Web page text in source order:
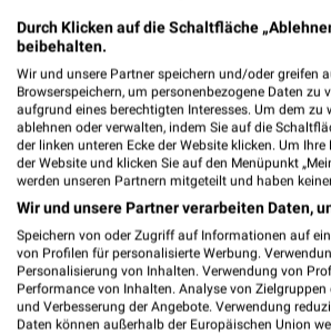
Durch Klicken auf die Schaltfläche
beibehalten.
Wir und unsere Partner speichern und/oder greifen
Browserspeichern, um personenbezogene Daten
aufgrund eines berechtigten Interesses. Um dem zu
ablehnen oder verwalten, indem Sie auf die
der linken unteren Ecke der Website klicken. Um
der Website und klicken Sie auf den Menüpunkt
werden unseren Partnern mitgeteilt und haben
Wir und unsere Partner verarbeiten Daten,
Speichern von oder Zugriff auf Informationen auf
von Profilen für personalisierte Werbung.
Personalisierung von Inhalten. Verwendung von
Performance von Inhalten. Analyse von
und Verbesserung der Angebote. Verwendung
Daten können außerhalb der Europäischen Union